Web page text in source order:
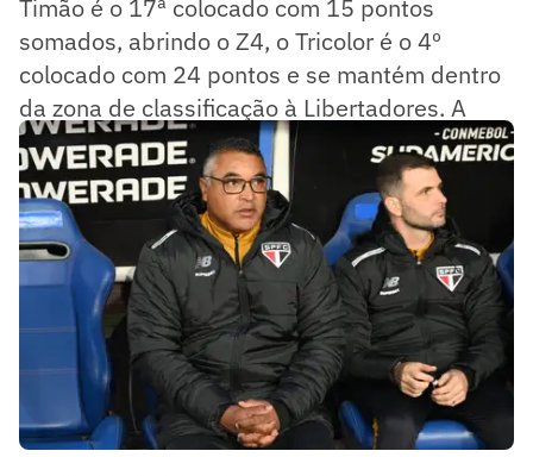
Timão é o 17ª colocado com 15 pontos
somados, abrindo o Z4, o Tricolor é o 4º
colocado com 24 pontos e se mantém dentro
da zona de classificação à Libertadores. A
bola rola na Neo Química Arena às 18h30.